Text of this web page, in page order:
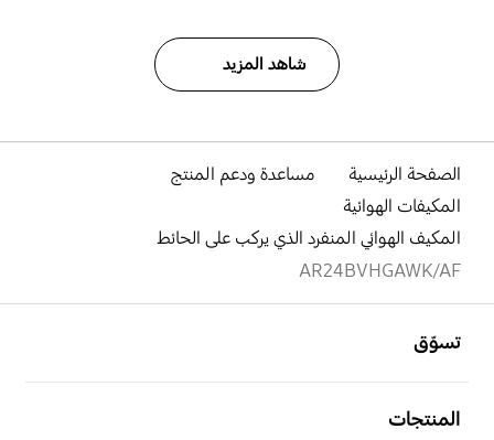
شاهد المزيد
الصفحة الرئيسية
مساعدة ودعم المنتج
المكيفات الهوائية
المكيف الهوائي المنفرد الذي يركب على الحائط
AR24BVHGAWK/AF
تسوّق
المنتجات